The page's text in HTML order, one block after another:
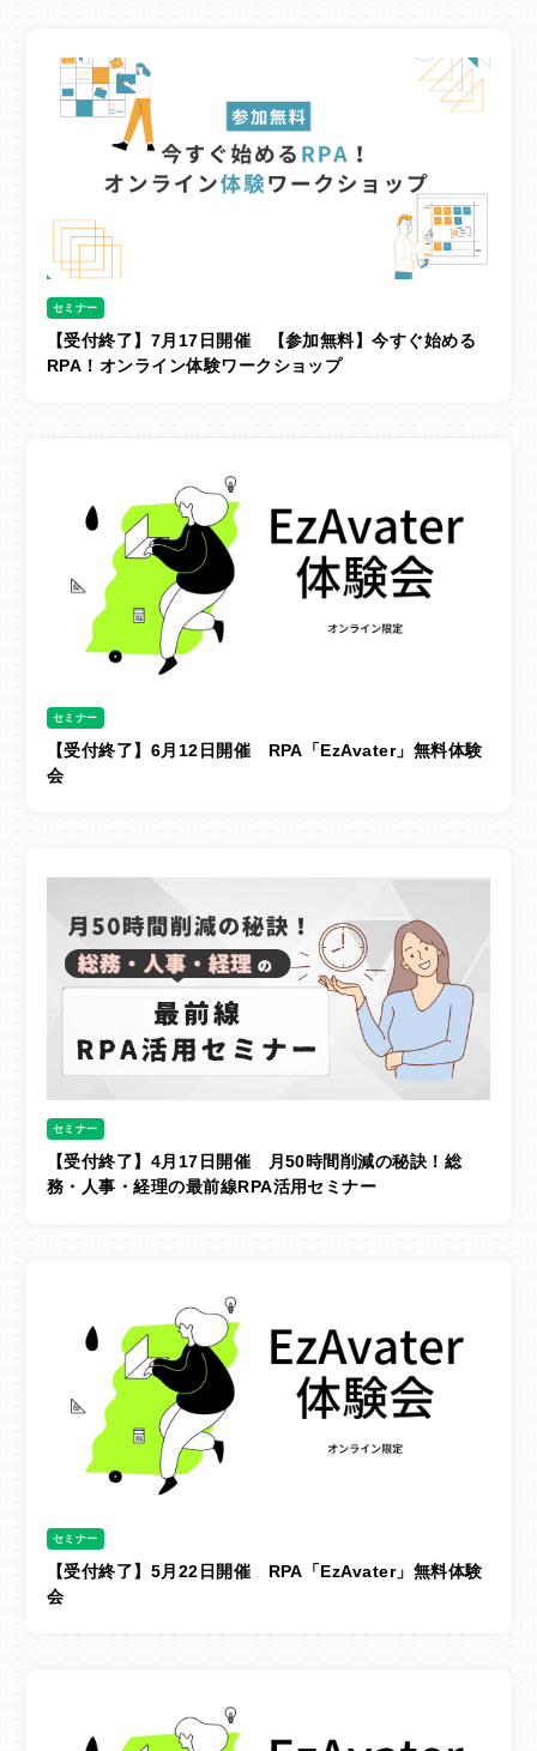
セミナー
【受付終了】7月17日開催 【参加無料】今すぐ始める
RPA！オンライン体験ワークショップ
セミナー
【受付終了】6月12日開催 RPA「EzAvater」無料体験
会
セミナー
【受付終了】4月17日開催 月50時間削減の秘訣！総
務・人事・経理の最前線RPA活用セミナー
セミナー
【受付終了】5月22日開催 RPA「EzAvater」無料体験
会